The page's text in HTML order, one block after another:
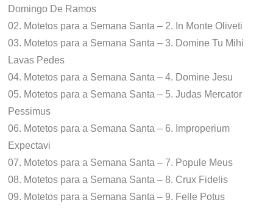
Domingo De Ramos
02. Motetos para a Semana Santa – 2. In Monte Oliveti
03. Motetos para a Semana Santa – 3. Domine Tu Mihi
Lavas Pedes
04. Motetos para a Semana Santa – 4. Domine Jesu
05. Motetos para a Semana Santa – 5. Judas Mercator
Pessimus
06. Motetos para a Semana Santa – 6. Improperium
Expectavi
07. Motetos para a Semana Santa – 7. Popule Meus
08. Motetos para a Semana Santa – 8. Crux Fidelis
09. Motetos para a Semana Santa – 9. Felle Potus